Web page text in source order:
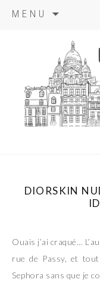
MENU
principal
DIORSKIN
Ouais j’ai craqué…
rue de Passy, et
Sephora sans que je